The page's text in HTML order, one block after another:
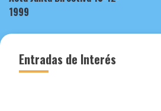
de
entradas
1999
Entradas de Interés